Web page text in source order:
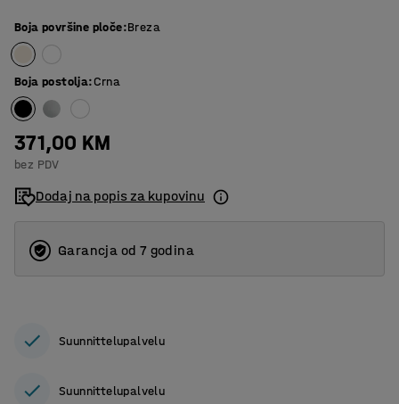
Boja površine ploče:Breza
Boja postolja:Crna
371,00 KM
bez PDV
Dodaj na popis za kupovinu
Garancja od 7 godina
Suunnittelupalvelu
Suunnittelupalvelu